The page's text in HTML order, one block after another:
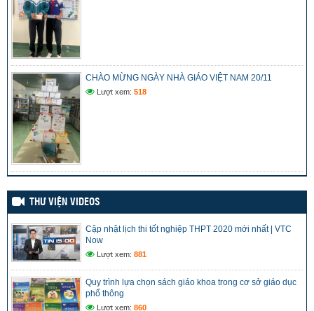
ĐẠI HỘI LIÊN ĐỘI (08/12/2023)
(07/05/2024)
(06/05/2024)
VUI VẺ GIỮA GIỜ RA CHƠI
(04/05/2024)
CHÀO MỪNG NGÀY NHÀ GIÁO VIỆT NAM 20/11
Lượt xem: 518
THƯ VIỆN VIDEOS
Cập nhật lịch thi tốt nghiệp THPT 2020 mới nhất | VTC
Now
Lượt xem: 881
Quy trình lựa chọn sách giáo khoa trong cơ sở giáo dục
phổ thông
Lượt xem: 860